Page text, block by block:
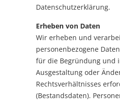
Datenschutzerklärung.
Erheben von Daten
Wir erheben und
personenbezogene
für die Begründung und
Ausgestaltung oder
Rechtsverhältnisses
(Bestandsdaten).